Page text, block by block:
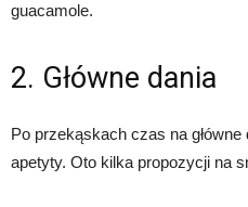
guacamole.
2. Główne dania
Po przekąskach czas na
apetyty. Oto kilka propozycji na